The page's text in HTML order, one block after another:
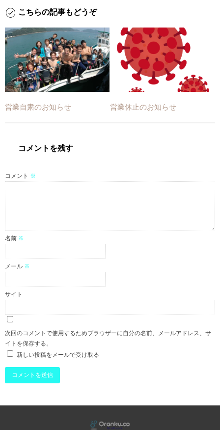
こちらの記事もどうぞ
営業自粛のお知らせ 営業休止のお知らせ
コメントを残す
コメント ※
名前 ※
メール ※
サイト
次回のコメントで使用するためブラウザーに自分の名前、メールアドレス、サ
イトを保存する。
新しい投稿をメールで受け取る